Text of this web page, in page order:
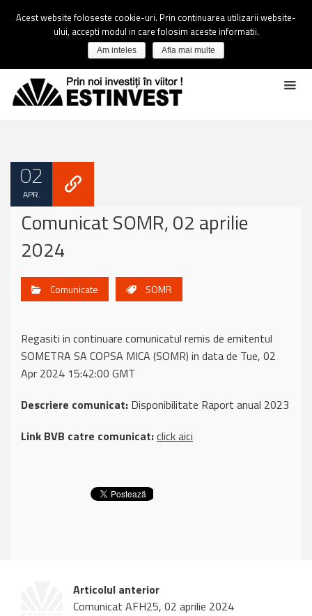
02
APR.
Comunicat SOMR, 02 aprilie
2024
Comunicate SOMR
Regasiti in continuare comunicatul remis de emitentul
SOMETRA SA COPSA MICA (SOMR) in data de Tue, 02
Apr 2024 15:42:00 GMT
Descriere comunicat: Disponibilitate Raport anual 2023
Link BVB catre comunicat:click aici
Articolul anterior
Comunicat AFH25, 02 aprilie 2024
Acest website foloseste cookie-uri. Prin continuarea utilizarii website-
ului, accepti modul in care folosim aceste informatii.
Am inteles Afla mai multe